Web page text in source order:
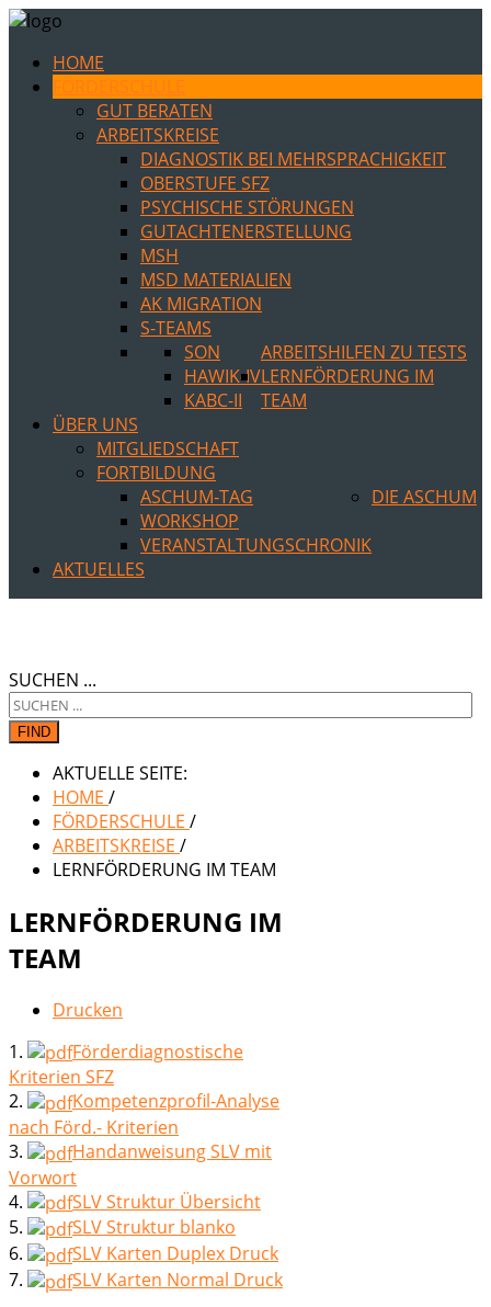
HOME
FÖRDERSCHULE
GUT BERATEN
ARBEITSKREISE
DIAGNOSTIK BEI MEHRSPRACHIGKEIT
OBERSTUFE SFZ
PSYCHISCHE STÖRUNGEN
GUTACHTENERSTELLUNG
MSH
MSD MATERIALIEN
AK MIGRATION
S-TEAMS
ARBEITSHILFEN ZU TESTS
SON
HAWIK-IV
KABC-II
LERNFÖRDERUNG IM
TEAM
ÜBER UNS
MITGLIEDSCHAFT
FORTBILDUNG
ASCHUM-TAG
WORKSHOP
VERANSTALTUNGSCHRONIK
DIE ASCHUM
AKTUELLES
SUCHEN ...
FIND
AKTUELLE SEITE:
HOME /
FÖRDERSCHULE /
ARBEITSKREISE /
LERNFÖRDERUNG IM TEAM
LERNFÖRDERUNG IM
TEAM
Drucken
1.
Förderdiagnostische
Kriterien SFZ
2.
Kompetenzprofil-Analyse
nach Förd.- Kriterien
3.
Handanweisung SLV mit
Vorwort
4.
SLV Struktur Übersicht
5.
SLV Struktur blanko
6.
SLV Karten Duplex Druck
7.
SLV Karten Normal Druck